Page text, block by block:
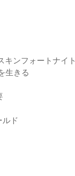
キンフォートナイト
生きる
ド